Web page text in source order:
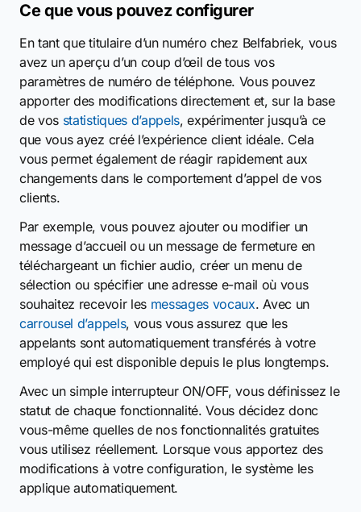
Ce que vous pouvez configurer
En tant que titulaire d’un numéro chez Belfabriek, vous
avez un aperçu d’un coup d’œil de tous vos
paramètres de numéro de téléphone. Vous pouvez
apporter des modifications directement et, sur la base
de vos statistiques d’appels, expérimenter jusqu’à ce
que vous ayez créé l’expérience client idéale. Cela
vous permet également de réagir rapidement aux
changements dans le comportement d’appel de vos
clients.
Par exemple, vous pouvez ajouter ou modifier un
message d’accueil ou un message de fermeture en
téléchargeant un fichier audio, créer un menu de
sélection ou spécifier une adresse e-mail où vous
souhaitez recevoir les messages vocaux. Avec un
carrousel d’appels, vous vous assurez que les
appelants sont automatiquement transférés à votre
employé qui est disponible depuis le plus longtemps.
Avec un simple interrupteur ON/OFF, vous définissez le
statut de chaque fonctionnalité. Vous décidez donc
vous-même quelles de nos fonctionnalités gratuites
vous utilisez réellement. Lorsque vous apportez des
modifications à votre configuration, le système les
applique automatiquement.